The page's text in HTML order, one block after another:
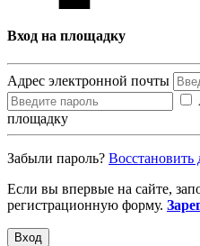
Вход на площадку
Адрес электронной почты
площадку
Забыли пароль? Восcтановить
Если вы впервые на сайте,
регистрационную форму.
Вход